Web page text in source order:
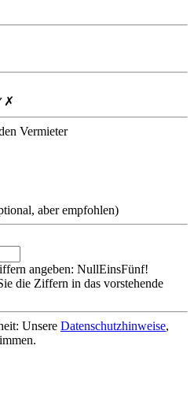
✗
Vermieter
aber empfohlen)
die Ziffern in das vorstehende
Unsere Datenschutzhinweise,